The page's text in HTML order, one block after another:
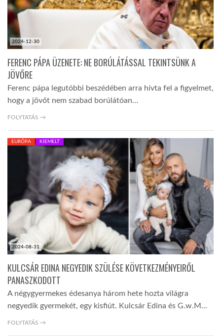
GLOBOBOOK
2024-12-30
FERENC PÁPA ÜZENETE: NE BORÚLÁTÁSSAL TEKINTSÜNK A
JÖVŐRE
Ferenc pápa legutóbbi beszédében arra hívta fel a figyelmet,
hogy a jövőt nem szabad borúlátóan…
FOLYTATÁS →
2024-08-31
EURÓPA KIEMELT
KULCSÁR EDINA NEGYEDIK SZÜLÉSE KÖVETKEZMÉNYEIRŐL
PANASZKODOTT
A négygyermekes édesanya három hete hozta világra
negyedik gyermekét, egy kisfiút. Kulcsár Edina és G.w.M…
FOLYTATÁS →